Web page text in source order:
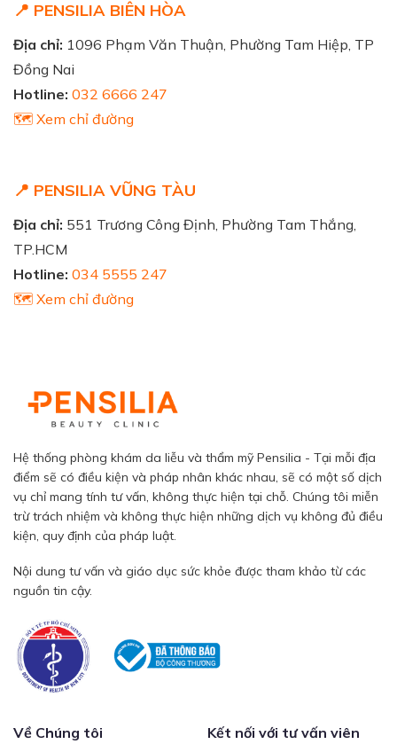
📍 PENSILIA BIÊN HÒA
Địa chỉ: 1096 Phạm Văn Thuận, Phường Tam Hiệp, TP
Đồng Nai
Hotline: 032 6666 247
🗺️ Xem chỉ đường
📍 PENSILIA VŨNG TÀU
Địa chỉ: 551 Trương Công Định, Phường Tam Thắng,
TP.HCM
Hotline: 034 5555 247
🗺️ Xem chỉ đường
Hệ thống phòng khám da liễu và thẩm mỹ Pensilia - Tại mỗi địa
điểm sẽ có điều kiện và pháp nhân khác nhau, sẽ có một số dịch
vụ chỉ mang tính tư vấn, không thực hiện tại chỗ. Chúng tôi miễn
trừ trách nhiệm và không thực hiện những dịch vụ không đủ điều
kiện, quy định của pháp luật.
Nội dung tư vấn và giáo dục sức khỏe được tham khảo từ các
nguồn tin cậy.
Về Chúng tôi Kết nối với tư vấn viên